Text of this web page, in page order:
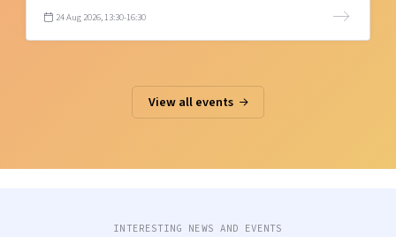
24 Aug 2026, 13:30-16:30
View all events
INTERESTING NEWS AND EVENTS